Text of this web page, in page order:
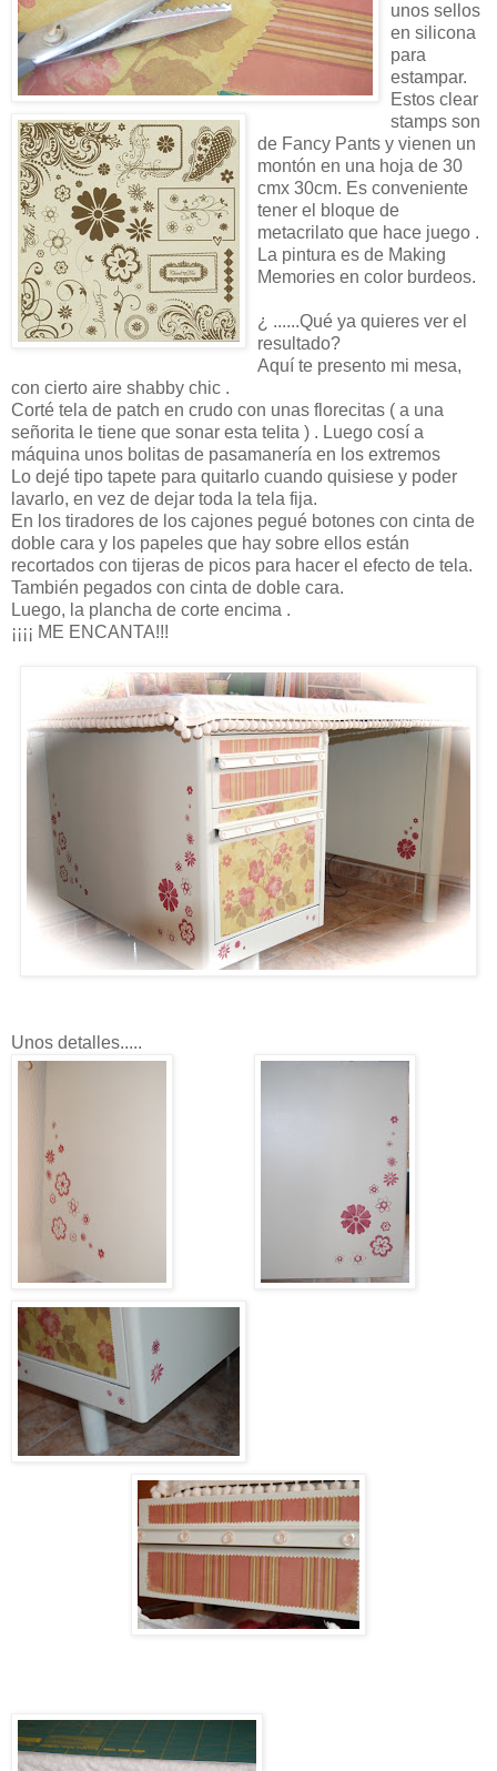
unos sellos
en silicona
para
estampar.
Estos clear
stamps son
de Fancy Pants y vienen un
montón en una hoja de 30
cmx 30cm. Es conveniente
tener el bloque de
metacrilato que hace juego .
La pintura es de Making
Memories en color burdeos.
¿ ......Qué ya quieres ver el
resultado?
Aquí te presento mi mesa,
con cierto aire shabby chic .
Corté tela de patch en crudo con unas florecitas ( a una
señorita le tiene que sonar esta telita ) . Luego cosí a
máquina unos bolitas de pasamanería en los extremos
Lo dejé tipo tapete para quitarlo cuando quisiese y poder
lavarlo, en vez de dejar toda la tela fija.
En los tiradores de los cajones pegué botones con cinta de
doble cara y los papeles que hay sobre ellos están
recortados con tijeras de picos para hacer el efecto de tela.
También pegados con cinta de doble cara.
Luego, la plancha de corte encima .
¡¡¡¡ ME ENCANTA!!!
Unos detalles.....